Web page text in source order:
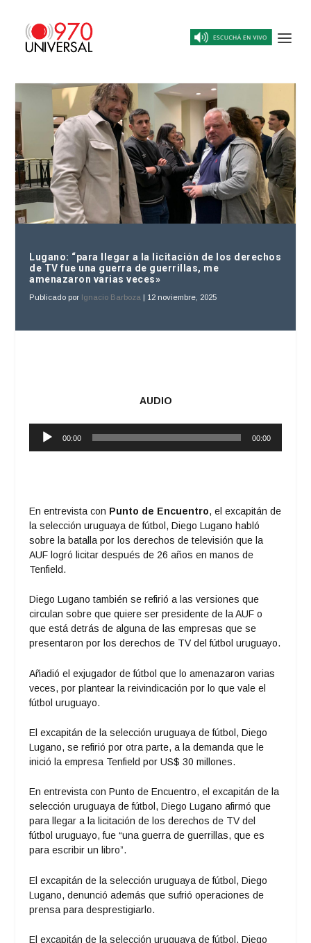
Lugano: “para llegar a la licitación de los derechos
de TV fue una guerra de guerrillas, me
amenazaron varias veces»
Publicado por Ignacio Barboza | 12 noviembre, 2025
AUDIO
Reproductor
00:00 00:00
En entrevista con Punto de Encuentro, el excapitán de
la selección uruguaya de fútbol, Diego Lugano habló
sobre la batalla por los derechos de televisión que la
AUF logró licitar después de 26 años en manos de
Tenfield.
Diego Lugano también se refirió a las versiones que
circulan sobre que quiere ser presidente de la AUF o
que está detrás de alguna de las empresas que se
presentaron por los derechos de TV del fútbol uruguayo.
Añadió el exjugador de fútbol que lo amenazaron varias
veces, por plantear la reivindicación por lo que vale el
fútbol uruguayo.
El excapitán de la selección uruguaya de fútbol, Diego
Lugano, se refirió por otra parte, a la demanda que le
inició la empresa Tenfield por US$ 30 millones.
En entrevista con Punto de Encuentro, el excapitán de la
selección uruguaya de fútbol, Diego Lugano afirmó que
para llegar a la licitación de los derechos de TV del
fútbol uruguayo, fue “una guerra de guerrillas, que es
para escribir un libro”.
El excapitán de la selección uruguaya de fútbol, Diego
Lugano, denunció además que sufrió operaciones de
prensa para desprestigiarlo.
El excapitán de la selección uruguaya de fútbol, Diego